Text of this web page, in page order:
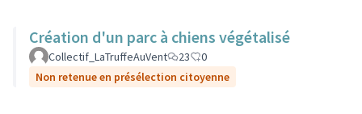
Création d'un parc à chiens végétalisé
Collectif_LaTruffeAuVent 23
0
Non retenue en présélection citoyenne